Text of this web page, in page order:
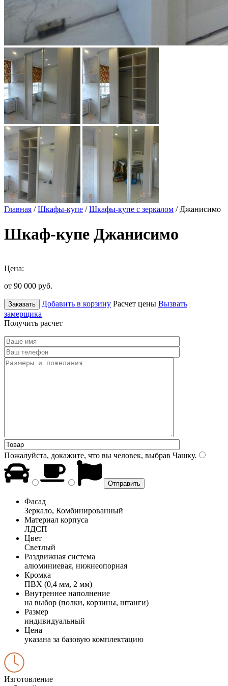
Главная /Шкафы-купе /Шкафы-купе с зеркалом / Джанисимо
Шкаф-купе Джанисимо
Цена:
от 90 000 руб.
Заказать Добавить в корзину Расчет цены Вызвать
замерщика
Получить расчет
Пожалуйста, докажите, что вы человек, выбрав Чашку.
Фасад
Зеркало, Комбинированный
Материал корпуса
ЛДСП
Цвет
Светлый
Раздвижная система
алюминиевая, нижнеопорная
Кромка
ПВХ (0,4 мм, 2 мм)
Внутреннее наполнение
на выбор (полки, корзины, штанги)
Размер
индивидуальный
Цена
указана за базовую комплектацию
Изготовление